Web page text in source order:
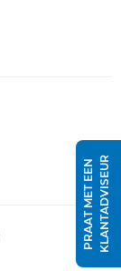
P
R
A
A
T
M
E
T
E
E
N
K
L
A
N
T
A
D
V
I
S
E
UR